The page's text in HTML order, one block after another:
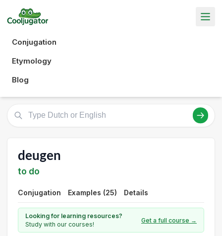
Conjugation
Etymology
Blog
deugen
to do
Conjugation Examples (25) Details
Looking for learning resources?
Study with our courses!
Get a full course →